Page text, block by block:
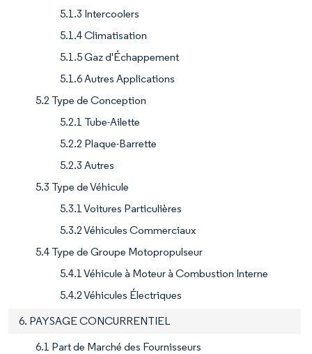
5.1.3 Intercoolers
5.1.4 Climatisation
5.1.5 Gaz d'Échappement
5.1.6 Autres Applications
5.2 Type de Conception
5.2.1 Tube-Ailette
5.2.2 Plaque-Barrette
5.2.3 Autres
5.3 Type de Véhicule
5.3.1 Voitures Particulières
5.3.2 Véhicules Commerciaux
5.4 Type de Groupe Motopropulseur
5.4.1 Véhicule à Moteur à Combustion Interne
5.4.2 Véhicules Électriques
6. PAYSAGE CONCURRENTIEL
6.1 Part de Marché des Fournisseurs